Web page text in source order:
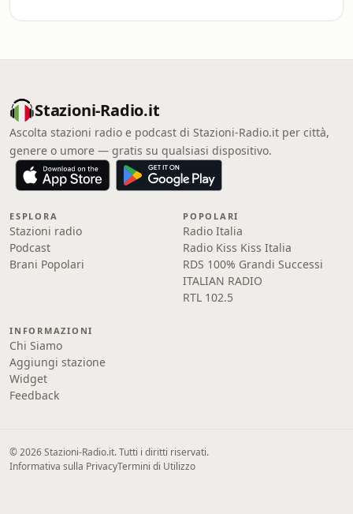
Stazioni-Radio.it
Ascolta stazioni radio e podcast di Stazioni-Radio.it per città,
genere o umore — gratis su qualsiasi dispositivo.
ESPLORA
Stazioni radio
Podcast
Brani Popolari
POPOLARI
Radio Italia
Radio Kiss Kiss Italia
RDS 100% Grandi Successi
ITALIAN RADIO
RTL 102.5
INFORMAZIONI
Chi Siamo
Aggiungi stazione
Widget
Feedback
© 2026 Stazioni-Radio.it. Tutti i diritti riservati.
Informativa sulla PrivacyTermini di Utilizzo